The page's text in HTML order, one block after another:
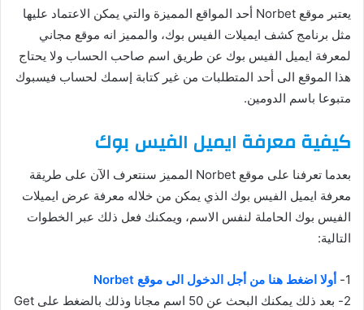
يعتبر موقع Norbet أحد المواقع المميزة والتي يمكن الاعتماد عليها
مثل برنامج كشف ايميلات الفيس بوك، والمميز انه موقع مجاني
لمعرفة ايميل الفيس بوك عن طريق اسم صاحب الحساب ولا يحتاج
هذا الموقع الى أحد المتطلبات من غير كتابة إسمك لحساب فيسبوك
متبوعا باسم الدومين.
كيفية معرفة ايميل الفيس بوك
بعدما تعرفنا على موقع Norbet المميز سنتعرف الآن على طريقة
معرفة ايميل الفيس بوك الذي يمكن من خلاله معرفة عرض ايميلات
الفيس بوك الحاملة لنفس الاسم، ويمكنك فعل ذلك عبر الخطوات
التالية:
1-
أولا اضغط هنا من أجل الدخول الى موقع Norbet
2- بعد ذلك يمكنك البحث عن 50 اسم مجانا وذلك بالضغط على Get